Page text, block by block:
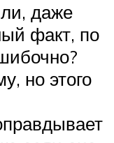
даже
факт, по
но этого